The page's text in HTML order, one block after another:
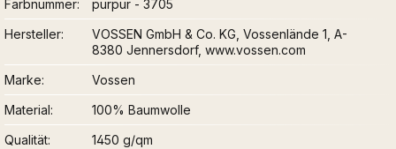
Farbnummer
purpur - 3705
Hersteller
VOSSEN GmbH & Co. KG, Vossenlände 1, A-
8380 Jennersdorf, www.vossen.com
Marke
Vossen
Material
100% Baumwolle
Qualität
1450 g/qm